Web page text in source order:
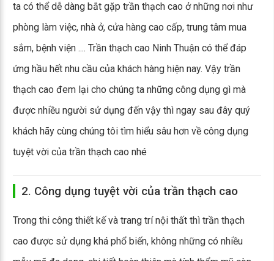
ta có thể dễ dàng bắt gặp trần thạch cao ở những nơi như
phòng làm việc, nhà ở, cửa hàng cao cấp, trung tâm mua
sắm, bệnh viện .... Trần thạch cao Ninh Thuận có thể đáp
ứng hầu hết nhu cầu của khách hàng hiện nay. Vậy trần
thạch cao đem lại cho chúng ta những công dụng gì mà
được nhiều người sử dụng đến vậy thì ngay sau đây quý
khách hãy cùng chúng tôi tìm hiểu sâu hơn về công dụng
tuyệt vời của trần thạch cao nhé
2. Công dụng tuyệt vời của trần thạch cao
Trong thi công thiết kế và trang trí nội thất thì trần thạch
cao được sử dụng khá phổ biến, không những có nhiều